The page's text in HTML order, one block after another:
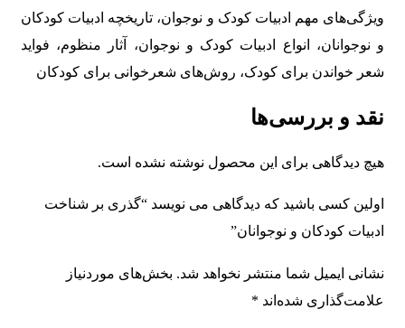
ویژگی‌های مهم ادبیات کودک و نوجوان، تاریخچه ادبیات کودکان
و نوجوانان، انواع ادبیات کودک و نوجوان، آثار منظوم، فواید
شعر خواندن برای کودک، روش‌های شعرخوانی برای کودکان
نقد و بررسی‌ها
هیچ دیدگاهی برای این محصول نوشته نشده است.
اولین کسی باشید که دیدگاهی می نویسد “گذری بر شناخت
ادبیات کودکان و نوجوانان”
نشانی ایمیل شما منتشر نخواهد شد. بخش‌های موردنیاز
علامت‌گذاری شده‌اند *